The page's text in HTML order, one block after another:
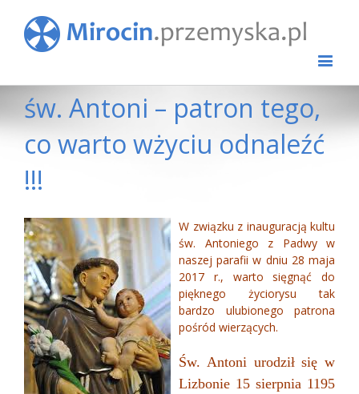
św. Antoni – patron tego,
co warto wżyciu odnaleźć
!!!
View
Larger
Image
W związku z inauguracją kultu
św. Antoniego z Padwy w
naszej parafii w dniu 28 maja
2017 r., warto sięgnąć do
pięknego życiorysu tak
bardzo ulubionego patrona
pośród wierzących.
Św. Antoni urodził się w
Lizbonie 15 sierpnia 1195